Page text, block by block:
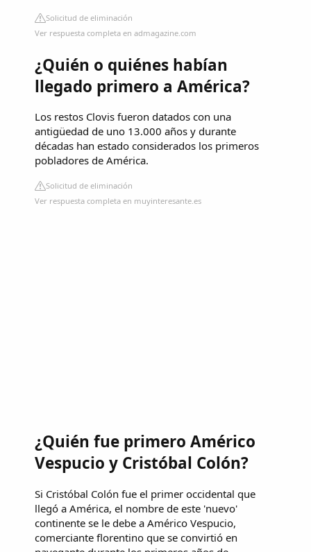
Solicitud de eliminación
Ver respuesta completa en admagazine.com
¿Quién o quiénes habían
llegado primero a América?
Los restos Clovis fueron datados con una
antigüedad de uno 13.000 años y durante
décadas han estado considerados los primeros
pobladores de América.
Solicitud de eliminación
Ver respuesta completa en muyinteresante.es
¿Quién fue primero Américo
Vespucio y Cristóbal Colón?
Si Cristóbal Colón fue el primer occidental que
llegó a América, el nombre de este 'nuevo'
continente se le debe a Américo Vespucio,
comerciante florentino que se convirtió en